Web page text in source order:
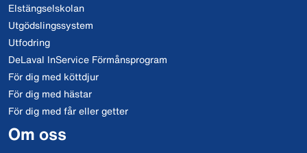
Elstängselskolan
Utgödslingssystem
Utfodring
DeLaval InService Förmånsprogram
För dig med köttdjur
För dig med hästar
För dig med får eller getter
Om oss